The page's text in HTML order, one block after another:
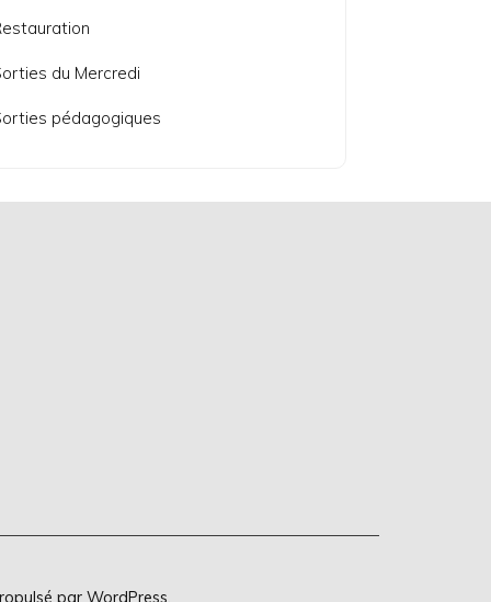
du Mercredi
pédagogiques
par WordPress